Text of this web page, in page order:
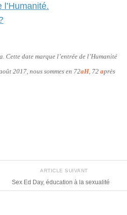
Cette date marque l’entrée de l’Humanité
2017, nous sommes en 72aH, 72 après
ARTICLE SUIVANT
Sex Ed Day, éducation à la sexualité